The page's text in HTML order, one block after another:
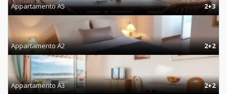
Appartamento A5 2+3
Appartamento A2 2+2
Appartamento A3 2+2